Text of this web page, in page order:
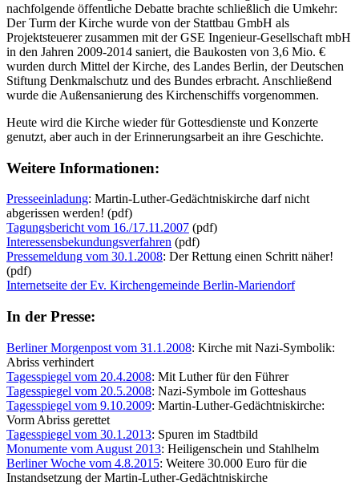
nachfolgende öffentliche Debatte brachte schließlich die Umkehr:
Der Turm der Kirche wurde von der Stattbau GmbH als
Projektsteuerer zusammen mit der GSE Ingenieur-Gesellschaft mbH
in den Jahren 2009-2014 saniert, die Baukosten von 3,6 Mio. €
wurden durch Mittel der Kirche, des Landes Berlin, der Deutschen
Stiftung Denkmalschutz und des Bundes erbracht. Anschließend
wurde die Außensanierung des Kirchenschiffs vorgenommen.
Heute wird die Kirche wieder für Gottesdienste und Konzerte
genutzt, aber auch in der Erinnerungsarbeit an ihre Geschichte.
Weitere Informationen:
Presseeinladung: Martin-Luther-Gedächtniskirche darf nicht
abgerissen werden! (pdf)
Tagungsbericht vom 16./17.11.2007 (pdf)
Interessensbekundungsverfahren (pdf)
Pressemeldung vom 30.1.2008: Der Rettung einen Schritt näher!
(pdf)
Internetseite der Ev. Kirchengemeinde Berlin-Mariendorf
In der Presse:
Berliner Morgenpost vom 31.1.2008: Kirche mit Nazi-Symbolik:
Abriss verhindert
Tagesspiegel vom 20.4.2008: Mit Luther für den Führer
Tagesspiegel vom 20.5.2008: Nazi-Symbole im Gotteshaus
Tagesspiegel vom 9.10.2009: Martin-Luther-Gedächtniskirche:
Vorm Abriss gerettet
Tagesspiegel vom 30.1.2013: Spuren im Stadtbild
Monumente vom August 2013: Heiligenschein und Stahlhelm
Berliner Woche vom 4.8.2015: Weitere 30.000 Euro für die
Instandsetzung der Martin-Luther-Gedächtniskirche